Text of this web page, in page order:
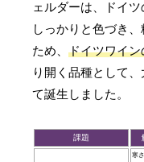
ェルダーは、ドイツ
しっかりと色づき
ため、ドイツワイ
り開く品種として
て誕生しました。
課題
寒